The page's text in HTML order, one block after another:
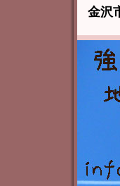
金沢